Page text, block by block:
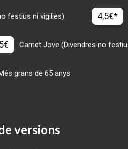
festius ni vigilies) 4,5€*
5€ Carnet Jove (Divendres no
grans de 65 anys
versions